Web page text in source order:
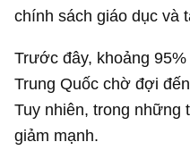
chính sách giáo dục và
Trước đây, khoảng
Trung Quốc chờ đợi
Tuy nhiên, trong những
giảm mạnh.